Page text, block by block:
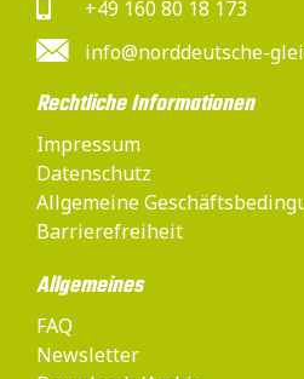
+49 160 80 18 173
info@norddeutsche-
Rechtliche Informationen
Impressum
Datenschutz
Allgemeine
Barrierefreiheit
Allgemeines
FAQ
Newsletter